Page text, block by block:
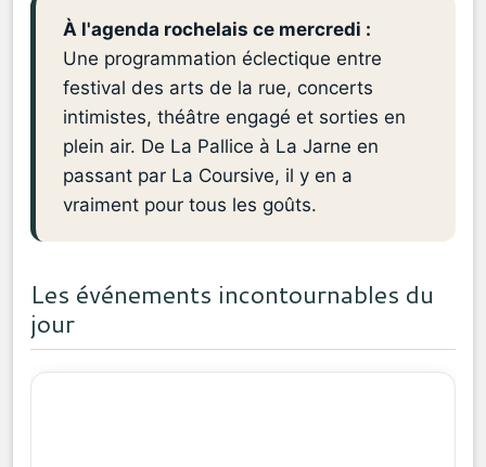
À l'agenda rochelais ce mercredi :
Une programmation éclectique entre
festival des arts de la rue, concerts
intimistes, théâtre engagé et sorties en
plein air. De La Pallice à La Jarne en
passant par La Coursive, il y en a
vraiment pour tous les goûts.
Les événements incontournables du
jour